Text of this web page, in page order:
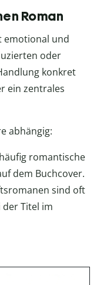
Roman
emotional und
oder
konkret
ein zentrales
abhängig:
romantische
dem Buchcover.
sind oft
Titel im